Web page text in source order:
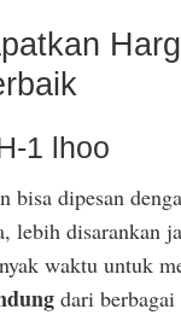
1 lhoo
bisa dipesan
lebih disarankan
waktu untuk
dari